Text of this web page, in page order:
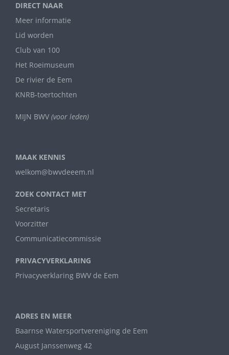
DIRECT NAAR
Meer informatie
Lid worden
Club van 100
Het Roeimuseum
De rivier de Eem
KNRB-toertochten
MIJN BWV (voor leden)
MAAK KENNIS
welkom@bwvdeeem.nl
ZOEK CONTACT MET
Secretaris
Voorzitter
Communicatiecommissie
PRIVACYVERKLARING
Privacyverklaring BWV de Eem
ADRES EN MEER
Baarnse Watersportvereniging de Eem
August Janssenweg 42